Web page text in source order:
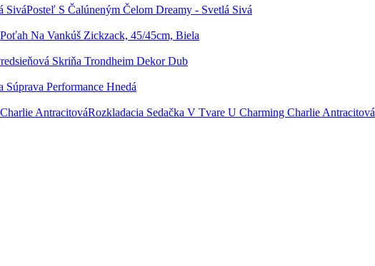
Posteľ S Čalúneným Čelom Dreamy - Svetlá Sivá
Poťah Na Vankúš Zickzack, 45/45cm, Biela
Skriňa Trondheim Dekor Dub
Súprava Performance Hnedá
Rozkladacia Sedačka V Tvare U Charming Charlie Antracitová